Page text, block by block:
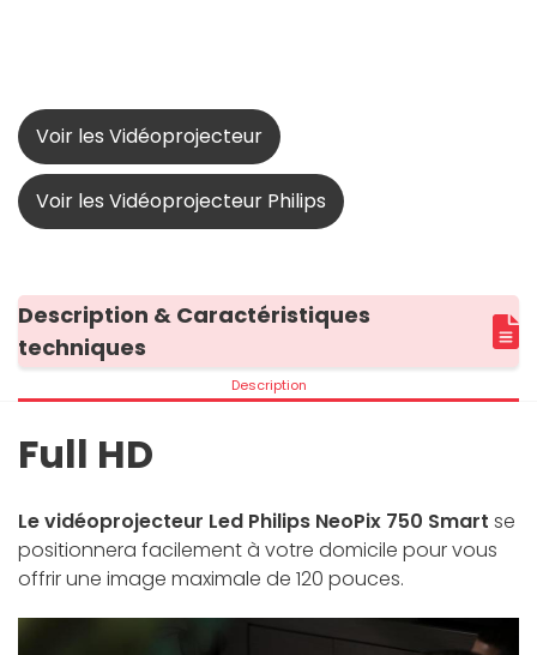
Voir les Vidéoprojecteur
Voir les Vidéoprojecteur Philips
Description & Caractéristiques
techniques
Description
Full HD
Le vidéoprojecteur Led Philips NeoPix 750 Smart se
positionnera facilement à votre domicile pour vous
offrir une image maximale de 120 pouces.